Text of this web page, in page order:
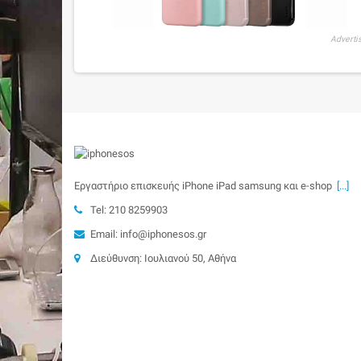
Εργαστήριο επισκευής iPhone iPad samsung και e-shop [...]
Tel: 210 8259903
Email: info@iphonesos.gr
Διεύθυνση: Ιουλιανού 50, Αθήνα